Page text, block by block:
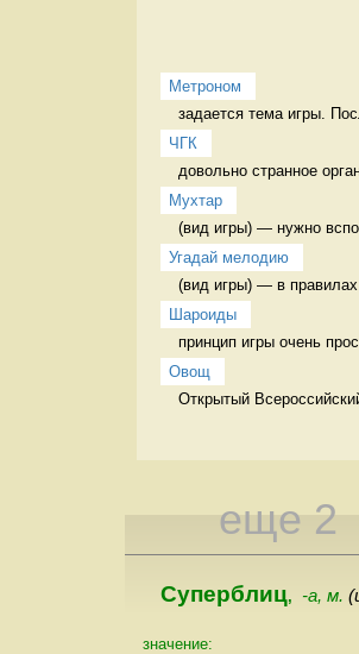
Метроном
задается тема игры.
ЧГК
довольно странное
Мухтар
(вид игры) — нужно
Угадай мелодию
(вид игры) — в правилах
Шароиды
принцип игры очень
Овощ
Открытый
еще 2
Суперблиц, -а, м.
значение: